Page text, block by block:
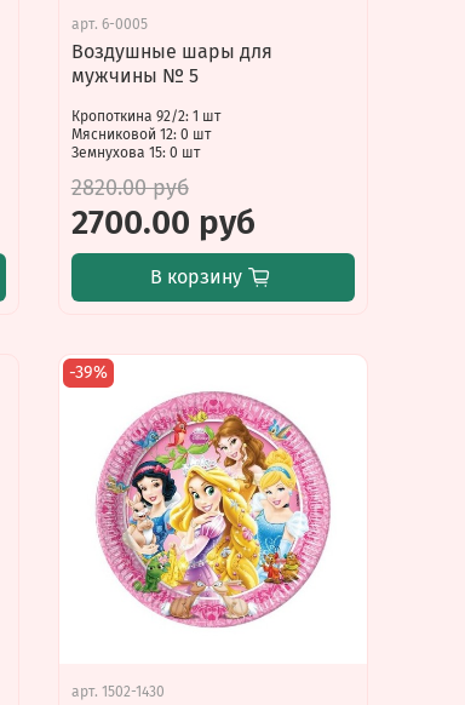
арт. 6-0005
Воздушные шары для
мужчины № 5
Кропоткина 92/2: 1 шт
Мясниковой 12: 0 шт
Земнухова 15: 0 шт
2820.00 руб
2700.00 руб
В корзину
-39%
арт. 1502-1430